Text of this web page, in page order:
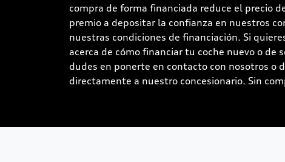
compra de forma financiada reduce el precio
premio a depositar la confianza en nuestros
nuestras condiciones de financiación. Si
acerca de cómo financiar tu coche nuevo o de
dudes en ponerte en contacto con nosotros o
directamente a nuestro concesionario. Sin